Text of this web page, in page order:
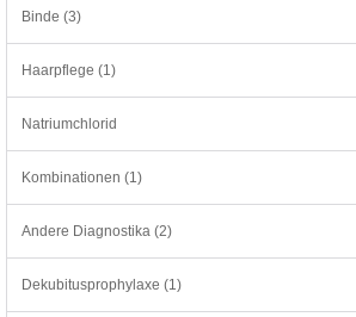
Binde (3)
Haarpflege (1)
Natriumchlorid
Kombinationen (1)
Andere Diagnostika (2)
Dekubitusprophylaxe (1)